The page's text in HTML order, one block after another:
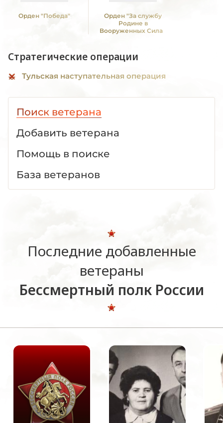
Орден "Победа"
Орден "За службу
Родине в
Вооруженных Силах
Стратегические операции
Тульская наступательная операция
Поиск ветерана
Добавить ветерана
Помощь в поиске
База ветеранов
Последние добавленные
ветераны
Бессмертный полк России